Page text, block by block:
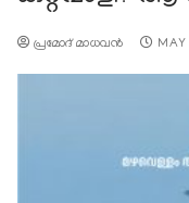
പ്രമോദ് മാധവന്‍